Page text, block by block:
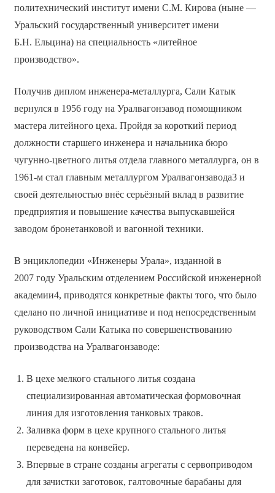
политехнический институт имени С.М. Кирова (ныне —
Уральский государственный университет имени
Б.Н. Ельцина) на специальность «литейное
производство».
Получив диплом инженера-металлурга, Сали Катык
вернулся в 1956 году на Уралвагонзавод помощником
мастера литейного цеха. Пройдя за короткий период
должности старшего инженера и начальника бюро
чугунно-цветного литья отдела главного металлурга, он в
1961-м стал главным металлургом Уралвагонзавода3 и
своей деятельностью внёс серьёзный вклад в развитие
предприятия и повышение качества выпускавшейся
заводом бронетанковой и вагонной техники.
В энциклопедии «Инженеры Урала», изданной в
2007 году Уральским отделением Российской инженерной
академии4, приводятся конкретные факты того, что было
сделано по личной инициативе и под непосредственным
руководством Сали Катыка по совершенствованию
производства на Уралвагонзаводе:
В цехе мелкого стального литья создана
специализированная автоматическая формовочная
линия для изготовления танковых траков.
Заливка форм в цехе крупного стального литья
переведена на конвейер.
Впервые в стране созданы агрегаты с сервоприводом
для зачистки заготовок, галтовочные барабаны для